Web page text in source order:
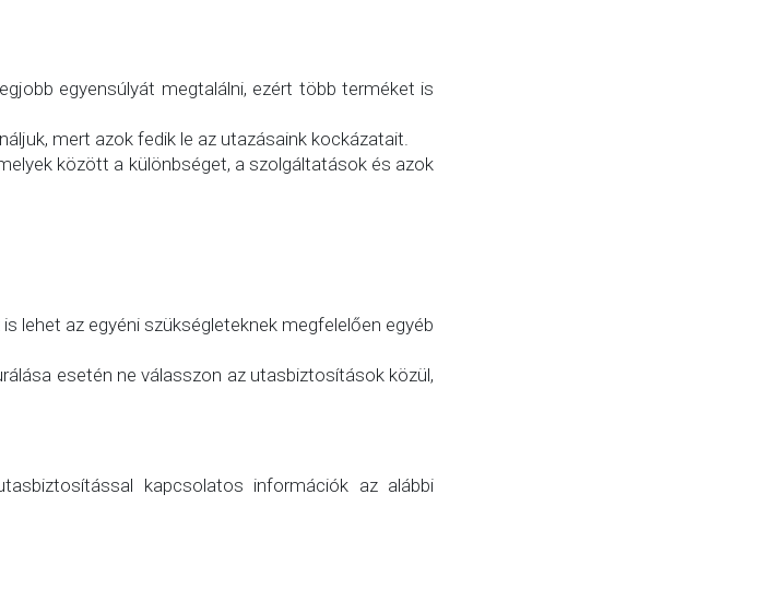
egyensúlyát megtalálni, ezért több terméket is
mert azok fedik le az utazásaink kockázatait.
között a különbséget, a szolgáltatások és azok
lehet az egyéni szükségleteknek megfelelően egyéb
esetén ne válasszon az utasbiztosítások közül,
kapcsolatos információk az alábbi